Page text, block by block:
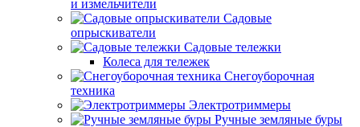
и измельчители
Садовые
опрыскиватели
Садовые тележки
Колеса для тележек
Снегоуборочная
техника
Электротриммеры
Ручные земляные буры